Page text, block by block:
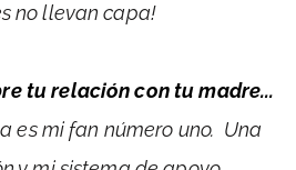
no llevan capa!
tu relación con tu madre...
es mi fan número uno. Una